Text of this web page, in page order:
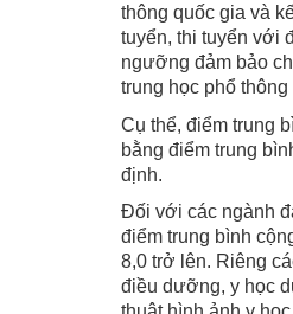
thông quốc gia và
tuyển, thi tuyển với
ngưỡng đảm bảo
trung học phổ
Cụ thể, điểm trung
bằng điểm trung
định.
Đối với các ngành
điểm trung bình
8,0 trở lên. Riêng
điều dưỡng, y học